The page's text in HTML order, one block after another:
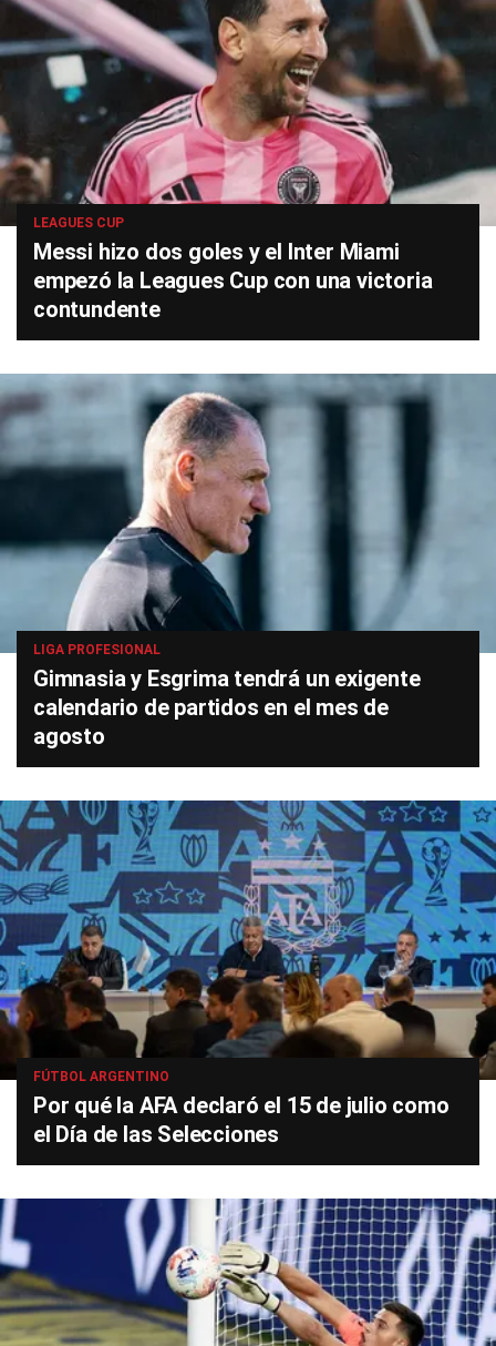
LEAGUES CUP
Messi hizo dos goles y el Inter Miami
empezó la Leagues Cup con una victoria
contundente
LIGA PROFESIONAL
Gimnasia y Esgrima tendrá un exigente
calendario de partidos en el mes de
agosto
FÚTBOL ARGENTINO
Por qué la AFA declaró el 15 de julio como
el Día de las Selecciones